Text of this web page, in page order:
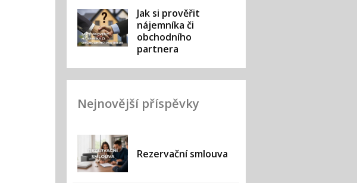
Jak si prověřit
nájemníka či
obchodního
partnera
Nejnovější příspěvky
Rezervační smlouva